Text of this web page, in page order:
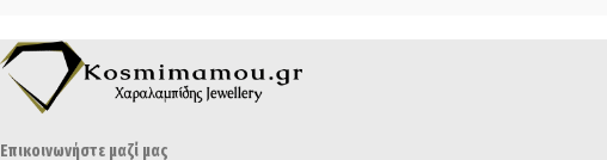
Επικοινωνήστε μαζί μας